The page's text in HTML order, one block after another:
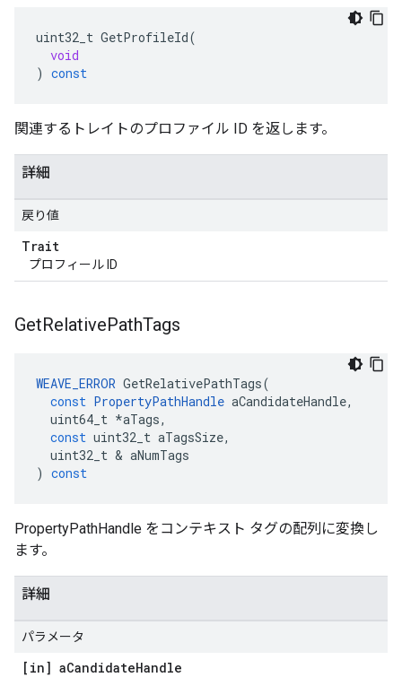
uint32_t GetProfileId(
void
) const
関連するトレイトのプロファイル ID を返します。
詳細
戻り値
Trait
プロフィール ID
GetRelativePathTags
WEAVE_ERROR GetRelativePathTags(
const PropertyPathHandle aCandidateHandle,
uint64_t *aTags,
const uint32_t aTagsSize,
uint32_t & aNumTags
) const
PropertyPathHandle をコンテキスト タグの配列に変換し
ます。
詳細
パラメータ
[in] aCandidateHandle